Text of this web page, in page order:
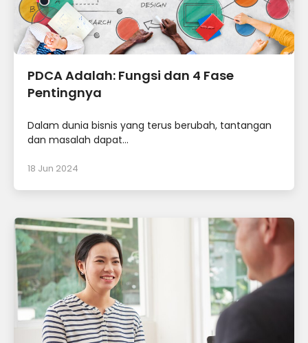
PDCA Adalah: Fungsi dan 4 Fase
Pentingnya
Dalam dunia bisnis yang terus berubah, tantangan
dan masalah dapat...
18 Jun 2024